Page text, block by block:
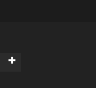
+